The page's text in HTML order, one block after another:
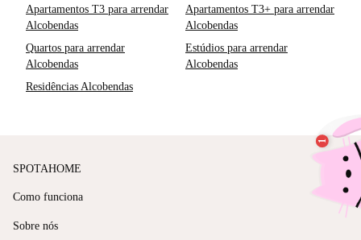
Apartamentos T3 para arrendar
Alcobendas
Apartamentos T3+ para arrendar
Alcobendas
Quartos para arrendar
Alcobendas
Estúdios para arrendar
Alcobendas
Residências Alcobendas
SPOTAHOME
Como funciona
Sobre nós